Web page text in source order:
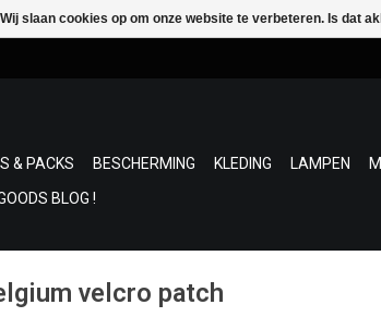
& PACKS BESCHERMING KLEDING LAMPEN
BLOG !
velcro patch
Wij slaan cookies op om onze website te verbeteren. Is dat